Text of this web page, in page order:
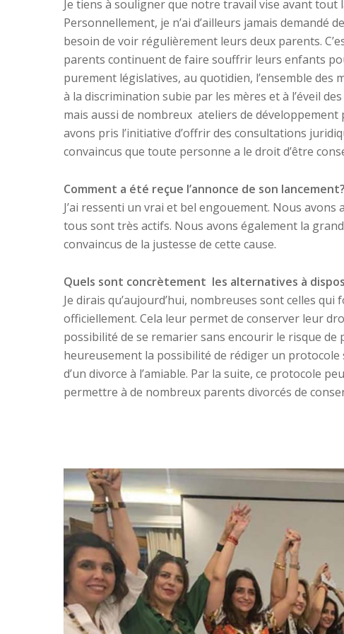
Je tiens à souligner que notre travail vise avant
Personnellement, je n’ai d’ailleurs jamais demandé
besoin de voir régulièrement leurs deux parents.
parents continuent de faire souffrir leurs enfants
purement législatives, au quotidien, l’ensemble des
à la discrimination subie par les mères et à l’éveil
mais aussi de nombreux ateliers de
avons pris l’initiative d’offrir des consultations
convaincus que toute personne a le droit d’être
Comment a été reçue l’annonce de son lancement?
J’ai ressenti un vrai et bel engouement. Nous
tous sont très actifs. Nous avons également la
convaincus de la justesse de cette cause.
Quels sont concrètement les alternatives à
Je dirais qu’aujourd’hui, nombreuses sont celles
officiellement. Cela leur permet de conserver leur
possibilité de se remarier sans encourir le risque
heureusement la possibilité de rédiger un
d’un divorce à l’amiable. Par la suite, ce protocole
permettre à de nombreux parents divorcés de